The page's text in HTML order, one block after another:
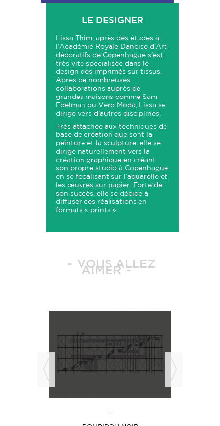
LE DESIGNER
Lissa Thim, après des études à
l’Académie Royale Danoise d’Art
décoratifs de Copenhague s’est
très vite spécialisée dans le
design des imprimés sur tissus.
Apres de nombreuses
collaborations auprès de
grandes maisons comme Sam
Edelman ou Vero Moda, Lissa se
dirige vers d’autres disciplines.
Très attachée aux techniques de
base de création que sont la
peinture et la sculpture, elle se
dirige naturellement vers la
création graphique en créant
son propre studio à Copenhague
en se focalisant sur l’aquarelle et
les œuvres sur papier. Forte de
son succès, elle se décide à
diffuser ces réalisations en
formats « prints ».
VOUS ALLEZ
AIMER